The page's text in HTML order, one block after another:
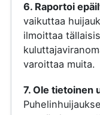
6. Raportoi
vaikuttaa
ilmoittaa
varoittaa muita.
7. Ole tietoinen